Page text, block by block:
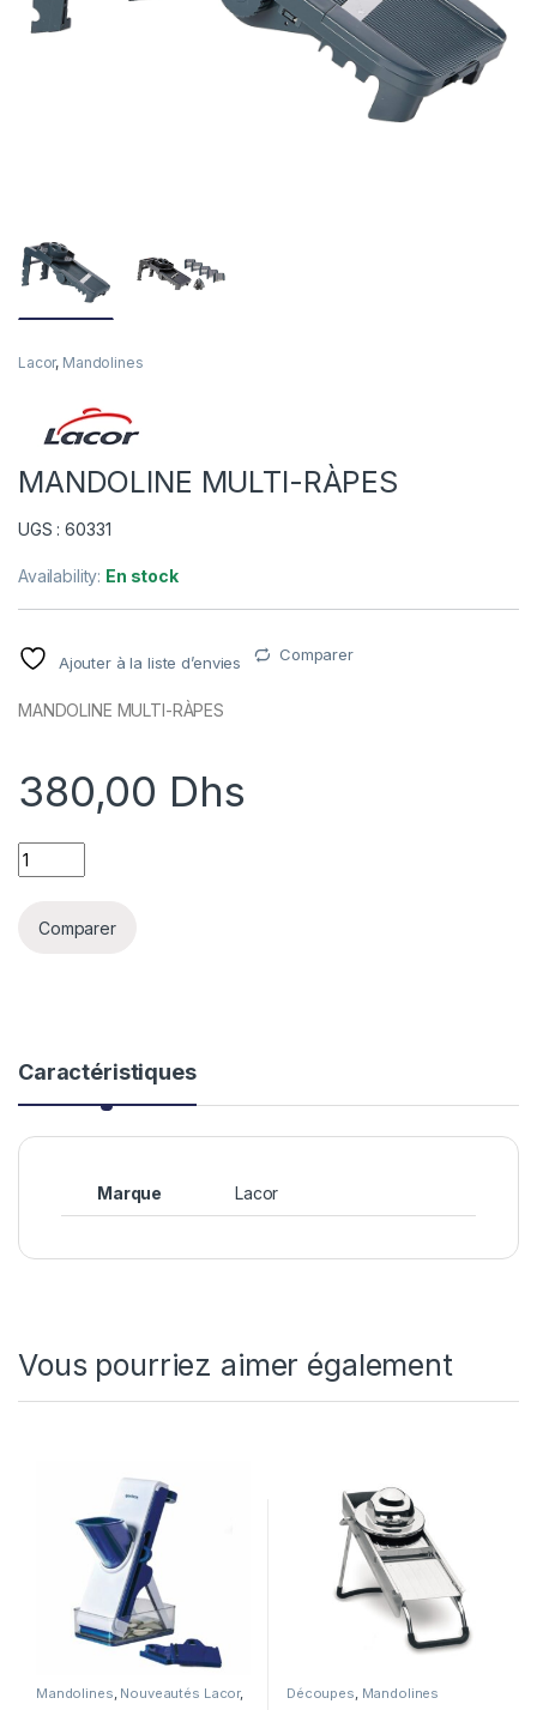
Lacor, Mandolines
MANDOLINE MULTI-RÀPES
UGS : 60331
Availability: En stock
Ajouter à la liste d’envies Comparer
MANDOLINE MULTI-RÀPES
380,00 Dhs
MANDOLINE MULTI-RÀPES quantity
Comparer
Caractéristiques
Marque Lacor
Vous pourriez aimer également
Mandolines, Nouveautés Lacor, Découpes, Mandolines